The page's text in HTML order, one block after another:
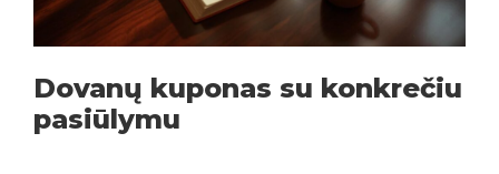
Dovanų kuponas su konkrečiu
pasiūlymu